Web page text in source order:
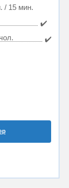
/ 15 мин.
✔️
✔️